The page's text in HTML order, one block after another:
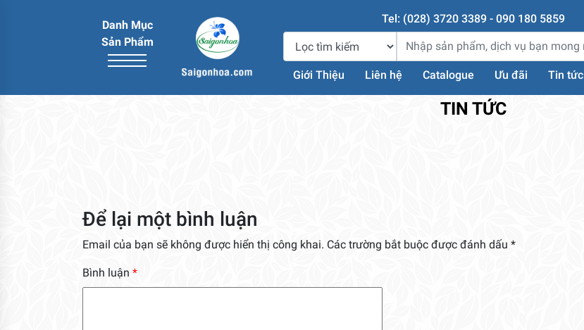
Danh Mục
Sản Phẩm
Tel: (028) 3720 3389 - 090 180 5859
Giới Thiệu Liên hệ Catalogue Ưu đãi Tin tức
TIN TỨC
Để lại một bình luận
Email của bạn sẽ không được hiển thị công khai. Các trường bắt buộc được đánh dấu *
Bình luận *